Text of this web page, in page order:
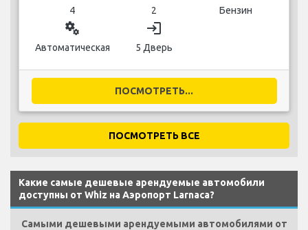
4 2 Бензин
miscellaneous_services
Автоматическая
login
5 Дверь
ПОСМОТРЕТЬ...
ПОСМОТРЕТЬ ВСЕ
Какие самые дешевые арендуемые автомобили
доступны от Whiz на Аэропорт Larnaca?
Самыми дешевыми арендуемыми автомобилями от